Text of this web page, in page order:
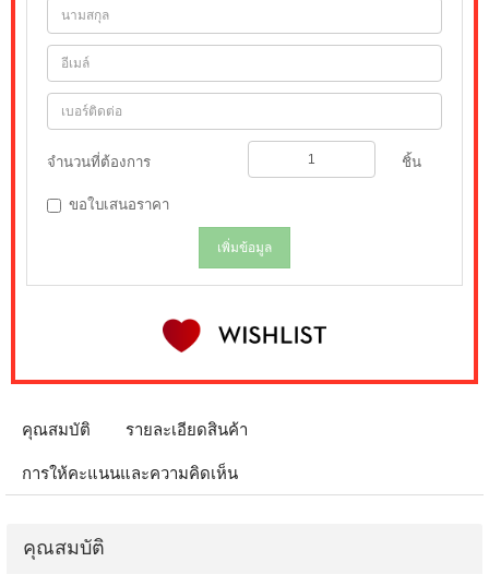
จำนวนที่ต้องการ ชิ้น
ขอใบเสนอราคา
เพิ่มข้อมูล
คุณสมบัติ รายละเอียดสินค้า
การให้คะแนนและความคิดเห็น
คุณสมบัติ